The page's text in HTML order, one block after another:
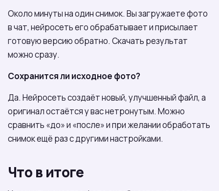
Около минуты на один снимок. Вы загружаете фото
в чат, нейросеть его обрабатывает и присылает
готовую версию обратно. Скачать результат
можно сразу.
Сохранится ли исходное фото?
Да. Нейросеть создаёт новый, улучшенный файл, а
оригинал остаётся у вас нетронутым. Можно
сравнить «до» и «после» и при желании обработать
снимок ещё раз с другими настройками.
Что в итоге